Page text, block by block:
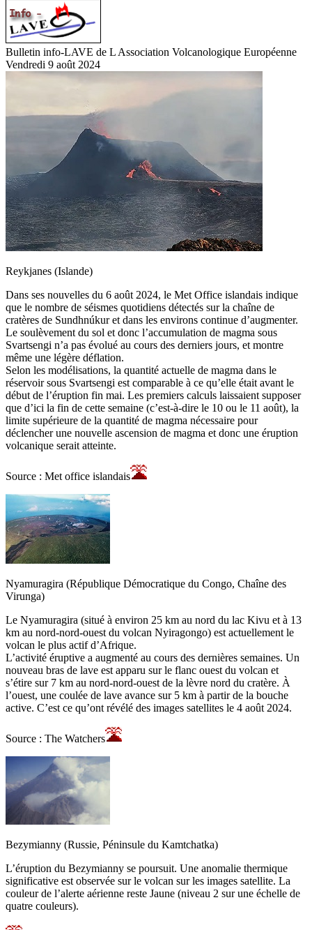
Bulletin info-LAVE de L Association Volcanologique Européenne
Vendredi 9 août 2024
Reykjanes (Islande)
Dans ses nouvelles du 6 août 2024, le Met Office islandais indique
que le nombre de séismes quotidiens détectés sur la chaîne de
cratères de Sundhnúkur et dans les environs continue d’augmenter.
Le soulèvement du sol et donc l’accumulation de magma sous
Svartsengi n’a pas évolué au cours des derniers jours, et montre
même une légère déflation.
Selon les modélisations, la quantité actuelle de magma dans le
réservoir sous Svartsengi est comparable à ce qu’elle était avant le
début de l’éruption fin mai. Les premiers calculs laissaient supposer
que d’ici la fin de cette semaine (c’est-à-dire le 10 ou le 11 août), la
limite supérieure de la quantité de magma nécessaire pour
déclencher une nouvelle ascension de magma et donc une éruption
volcanique serait atteinte.
Source : Met office islandais
Nyamuragira (République Démocratique du Congo, Chaîne des
Virunga)
Le Nyamuragira (situé à environ 25 km au nord du lac Kivu et à 13
km au nord-nord-ouest du volcan Nyiragongo) est actuellement le
volcan le plus actif d’Afrique.
L’activité éruptive a augmenté au cours des dernières semaines. Un
nouveau bras de lave est apparu sur le flanc ouest du volcan et
s’étire sur 7 km au nord-nord-ouest de la lèvre nord du cratère. À
l’ouest, une coulée de lave avance sur 5 km à partir de la bouche
active. C’est ce qu’ont révélé des images satellites le 4 août 2024.
Source : The Watchers
Bezymianny (Russie, Péninsule du Kamtchatka)
L’éruption du Bezymianny se poursuit. Une anomalie thermique
significative est observée sur le volcan sur les images satellite. La
couleur de l’alerte aérienne reste Jaune (niveau 2 sur une échelle de
quatre couleurs).